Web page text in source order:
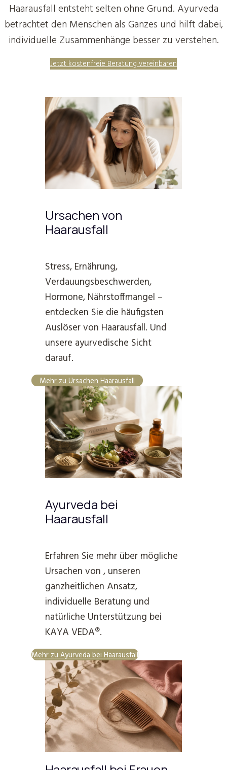
Haarausfall entsteht selten ohne Grund. Ayurveda
betrachtet den Menschen als Ganzes und hilft dabei,
individuelle Zusammenhänge besser zu verstehen.
Jetzt kostenfreie Beratung vereinbaren
Ursachen von
Haarausfall
Stress, Ernährung,
Verdauungsbeschwerden,
Hormone, Nährstoffmangel –
entdecken Sie die häufigsten
Auslöser von Haarausfall. Und
unsere ayurvedische Sicht
darauf.
Mehr zu Ursachen Haarausfall
Ayurveda bei
Haarausfall
Erfahren Sie mehr über mögliche
Ursachen von , unseren
ganzheitlichen Ansatz,
individuelle Beratung und
natürliche Unterstützung bei
KAYA VEDA®.
Mehr zu Ayurveda bei Haarausfall